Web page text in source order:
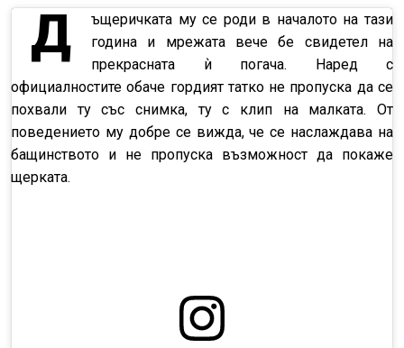
Д
ъщеричката му се роди в началото на тази
година и мрежата вече бе свидетел на
прекрасната ѝ погача. Наред с
официалностите обаче гордият татко не пропуска да се
похвали ту със снимка, ту с клип на малката. От
поведението му добре се вижда, че се наслаждава на
бащинството и не пропуска възможност да покаже
щерката.